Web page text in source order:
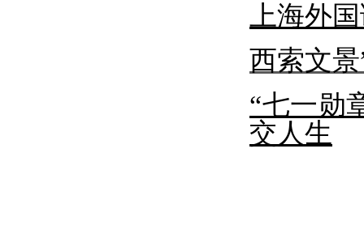
上海外
西索文景
“七一勋
交人生